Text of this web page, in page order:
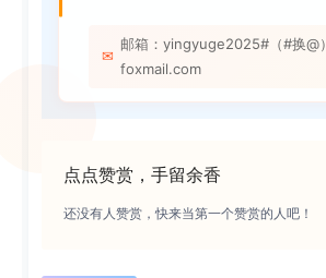
✉
邮箱：yingyuge2025#（#换@）
foxmail.com
点点赞赏，手留余香
还没有人赞赏，快来当第一个赞赏的人吧！